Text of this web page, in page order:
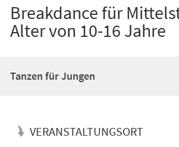
Breakdance für
Alter von 10-16 Jahre
Tanzen für Jungen
VERANSTALTUNGSORT